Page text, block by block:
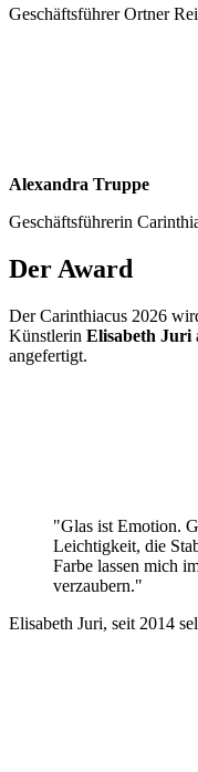
Geschäftsführer Ortner
Alexandra Truppe
Geschäftsführerin
Der Award
Der Carinthiacus 2026
Künstlerin Elisabeth Juri
angefertigt.
"Glas ist Emotion.
Leichtigkeit, die
Farbe lassen mich
verzaubern."
Elisabeth Juri, seit 2014